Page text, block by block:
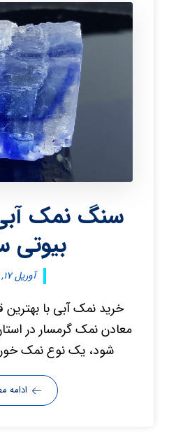
سنگ نمک
بیوتی
آوریل ۱۷, ۲۰۲۳
خرید نمک آبی با
معادن نمک گرمسار در
شود، یک نوع نمک
ادامه